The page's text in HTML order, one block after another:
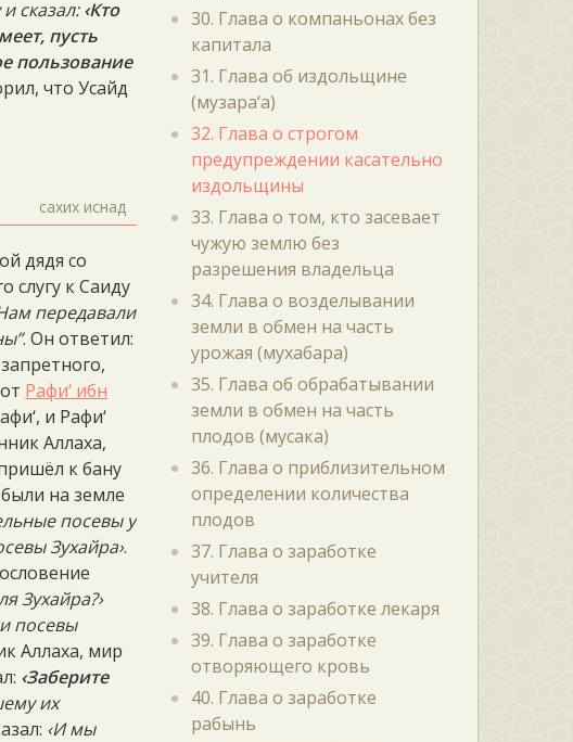
сказал:‹Кто
пусть
пользование
что Усайд
сахих иснад
дядя со
слугу к Саиду
передавали
. Он ответил:
Рафи‘ ибн
и Рафи‘
Аллаха,
к бану
на земле
посевы у
Зухайра›.
Зухайра?›
посевы
Аллаха, мир
‹Заберите
их
‹И мы
30. Глава о компаньонах без
капитала
31. Глава об издольщине
(музара‘а)
32. Глава о строгом
предупреждении касательно
издольщины
33. Глава о том, кто засевает
чужую землю без
разрешения владельца
34. Глава о возделывании
земли в обмен на часть
урожая (мухабара)
35. Глава об обрабатывании
земли в обмен на часть
плодов (мусака)
36. Глава о приблизительном
определении количества
плодов
37. Глава о заработке
учителя
38. Глава о заработке лекаря
39. Глава о заработке
отворяющего кровь
40. Глава о заработке
рабынь